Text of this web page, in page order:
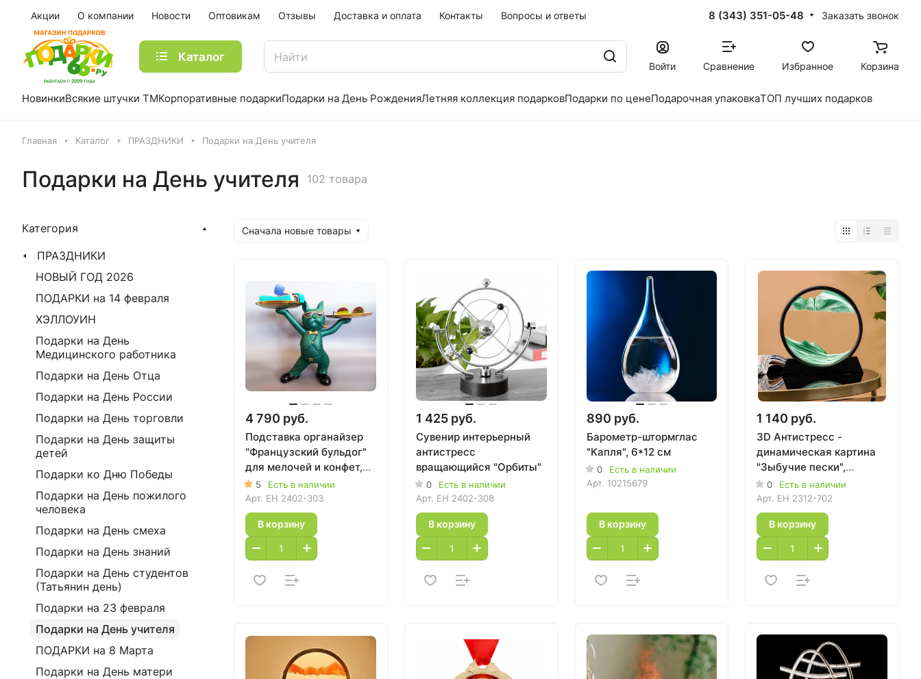
Акции О компании Новости Оптовикам Отзывы Доставка и оплата Контакты Вопросы и ответы 8 (343) 351-05-48 Заказать звонок
Каталог
Войти Сравнение Избранное Корзина
НовинкиВсякие штучки ТМКорпоративные подаркиПодарки на День РожденияЛетняя коллекция подарковПодарки по ценеПодарочная упаковкаТОП лучших подарков
Главная Каталог ПРАЗДНИКИ Подарки на День учителя
Подарки на День учителя 102 товара
Сначала новые товары
4 790 руб.
Подставка органайзер
"Французский бульдог"
для мелочей и конфет,
зеленый
5
Есть в наличии
Арт. EH 2402-303
В корзину
1 425 руб.
Сувенир интерьерный
антистресс
вращающийся "Орбиты"
0
Есть в наличии
Арт. EH 2402-308
В корзину
890 руб.
Барометр-штормглас
"Капля", 6*12 см
0
Есть в наличии
Арт. 10215679
В корзину
1 140 руб.
3D Антистресс -
динамическая картина
"Зыбучие пески",
зеленые
0
Есть в наличии
Арт. EH 2312-702
В корзину
Категория
ПРАЗДНИКИ
НОВЫЙ ГОД 2026
ПОДАРКИ на 14 февраля
ХЭЛЛОУИН
Подарки на День
Медицинского работника
Подарки на День Отца
Подарки на День России
Подарки на День торговли
Подарки на День защиты
детей
Подарки ко Дню Победы
Подарки на День пожилого
человека
Подарки на День смеха
Подарки на День знаний
Подарки на День студентов
(Татьянин день)
Подарки на 23 февраля
Подарки на День учителя
ПОДАРКИ на 8 Марта
Подарки на День матери